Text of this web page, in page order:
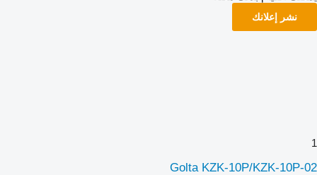
نشر إعلانك
1
Golta KZK-10P/KZK-10P-02